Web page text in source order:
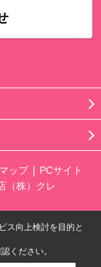
ップ
PCサイト
（株）クレ
ス向上検討を目的と
ください。